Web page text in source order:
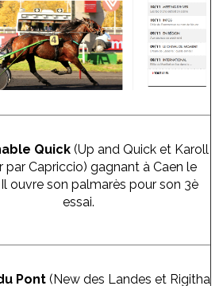
Quick(Up and Quick et Karoll
par Capriccio) gagnant à Caen le
ouvre son palmarès pour son 3è
essai.
Pont(New des Landes et Rigitha